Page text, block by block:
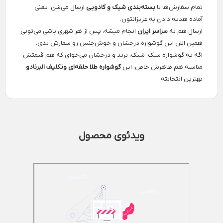
تمام سفارش‌ها با بسته‌بندی شیک و کادویی ارسال می‌شن؛ یعنی
آماده هدیه‌ دادن به عزیزانتون.
ارسال هم به سراسر ایران انجام میشه، پس از هر شهری باشی می‌تونی
همین الان این گوشواره درخشان و خوش‌جنس رو سفارش بدی.
اگه یه گوشواره سبک، شیک، ترند و درخشان می‌خوای که هم قیمتش
مناسبه هم ظاهرش خاص، اینگوشواره طلا حلقه‌ای ونکلیف البرنادو
بهترین انتخابته.
ویدئوی محصول